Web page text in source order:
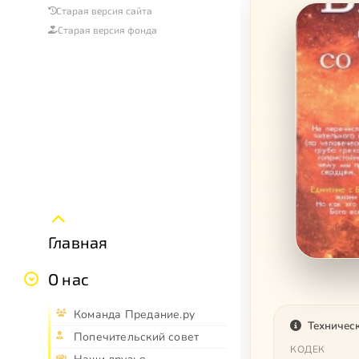
Старая версия сайта
Старая версия фонда
Главная
О нас
Команда Предание.ру
Попечительский совет
КОДЕК